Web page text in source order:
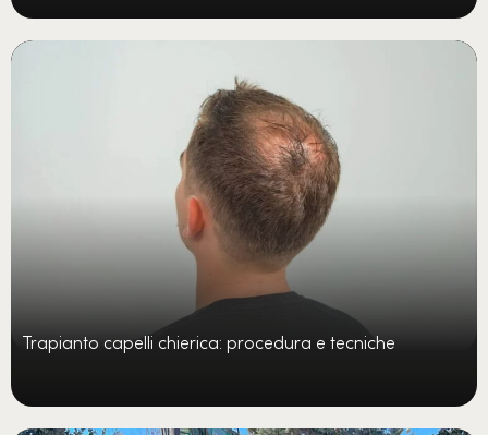
Trapianto capelli chierica: procedura e tecniche